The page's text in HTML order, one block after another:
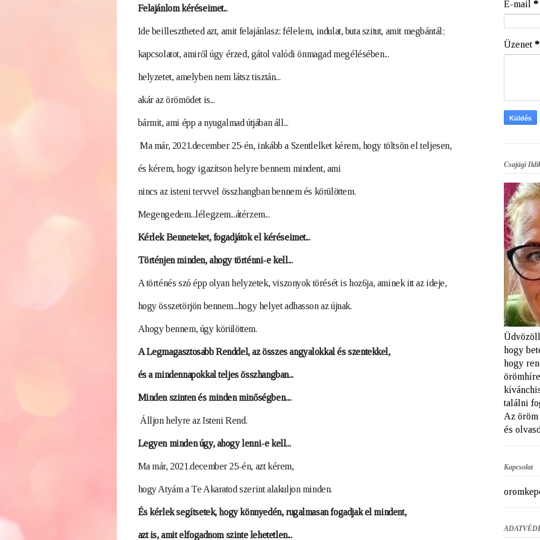
Felajánlom kéréseimet...
Ide beillesztheted azt, amit felajánlasz: félelem, indulat, buta szitut, amit megbántál;
kapcsolatot, amiről úgy érzed, gátol valódi önmagad megélésében...
helyzetet, amelyben nem látsz tisztán...
akár az örömödet is...
bármit, ami épp a nyugalmad útjában áll...
Ma már, 2021.december 25-én, inkább a Szentlelket kérem, hogy töltsön el teljesen,
és kérem, hogy igazítson helyre bennem mindent, ami
nincs az isteni tervvel összhangban bennem és körülöttem.
Megengedem...lélegzem...átérzem...
Kérlek Benneteket, fogadjátok el kéréseimet...
Történjen minden, ahogy történni-e kell...
A történés szó épp olyan helyzetek, viszonyok törését is hoz6ja, aminek itt az ideje,
hogy összetörjön bennem...hogy helyet adhasson az újnak.
Ahogy bennem, úgy körülöttem.
A Legmagasztosabb Renddel, az összes angyalokkal és szentekkel,
és a mindennapokkal teljes összhangban...
Minden szinten és minden minőségben....
Álljon helyre az Isteni Rend.
Legyen minden úgy, ahogy lenni-e kell...
Ma már, 2021.december 25-én, azt kérem,
hogy Atyám a Te Akaratod szerint alakuljon minden.
És kérlek segítsetek, hogy könnyedén, rugalmasan fogadjak el mindent,
azt is, amit elfogadnom szinte lehetetlen...
E-mail *
Üzenet *
Csajági
hogy
hogy
találni
Az
és
Kapcsolat